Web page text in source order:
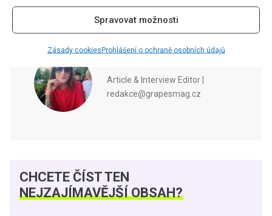
Spravovat možnosti
Zásady cookiesProhlášení o ochraně osobních údajů
Dominika Blchová
Article & Interview Editor |
redakce@grapesmag.cz
CHCETE ČÍST TEN
NEJZAJÍMAVĚJŠÍ OBSAH?